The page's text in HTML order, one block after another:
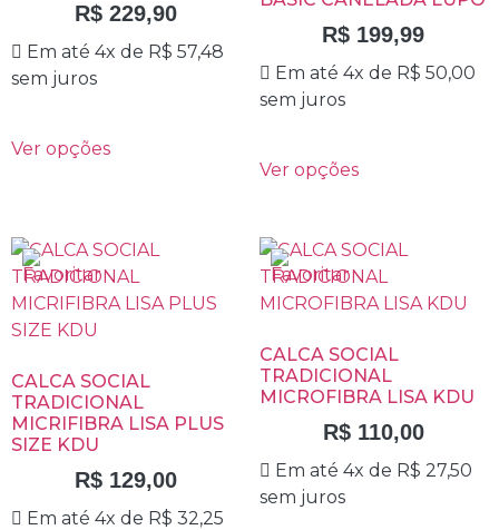
R$229,90
Em até 4x de R$ 57,48
sem juros
Ver opções
R$ 199,99
Em até 4x de R$ 50,00
sem juros
Ver opções
CALCA SOCIAL
TRADICIONAL
MICRIFIBRA LISA PLUS
SIZE KDU
R$129,00
Em até 4x de R$ 32,25
CALCA SOCIAL
TRADICIONAL
MICROFIBRA LISA KDU
R$110,00
Em até 4x de R$ 27,50
sem juros